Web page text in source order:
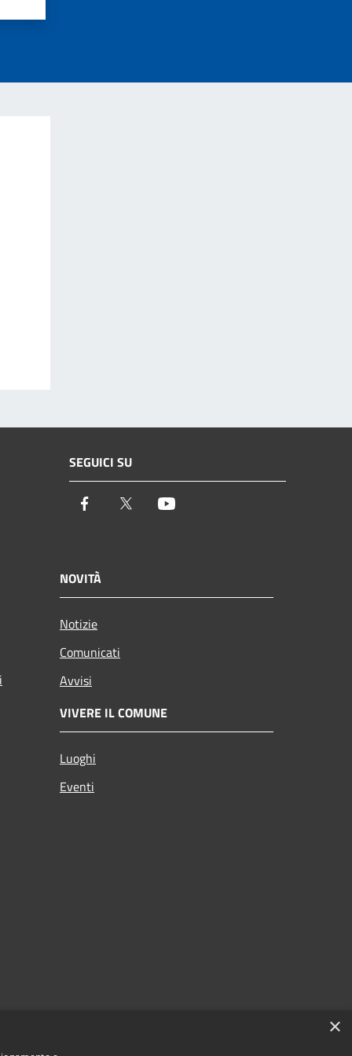
SEGUICI SU
Facebook Twitter
NOVITÀ
Notizie
Comunicati
Avvisi
VIVERE IL COMUNE
Luoghi
Eventi
×